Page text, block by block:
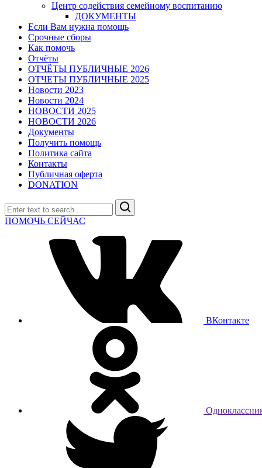
Центр содействия семейному воспитанию
ДОКУМЕНТЫ
Если Вам нужна помощь
Срочные сборы
Как помочь
Отчёты
ОТЧЁТЫ ПУБЛИЧНЫЕ 2026
ОТЧЕТЫ ПУБЛИЧНЫЕ 2025
Новости 2023
Новости 2024
НОВОСТИ 2025
НОВОСТИ 2026
Документы
Получить помощь
Политика сайта
Контакты
Публичная оферта
DONATION
Search
ПОМОЧЬ СЕЙЧАС
ВКонтакте